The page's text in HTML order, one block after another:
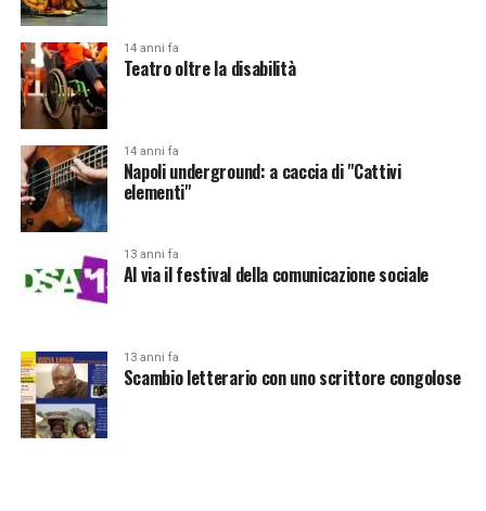
14 anni fa
Teatro oltre la disabilità
14 anni fa
Napoli underground: a caccia di "Cattivi
elementi"
13 anni fa
Al via il festival della comunicazione sociale
13 anni fa
Scambio letterario con uno scrittore congolose